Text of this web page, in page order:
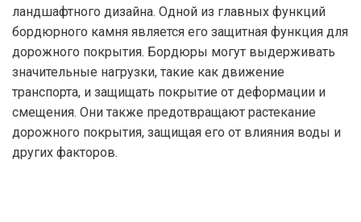
ландшафтного дизайна. Одной из главных функций
бордюрного камня является его защитная функция для
дорожного покрытия. Бордюры могут выдерживать
значительные нагрузки, такие как движение
транспорта, и защищать покрытие от деформации и
смещения. Они также предотвращают растекание
дорожного покрытия, защищая его от влияния воды и
других факторов.